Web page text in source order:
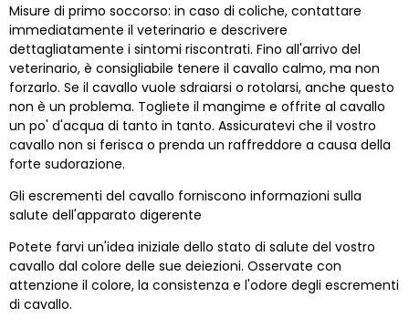
Misure di primo soccorso: in caso di coliche, contattare
immediatamente il veterinario e descrivere
dettagliatamente i sintomi riscontrati. Fino all'arrivo del
veterinario, è consigliabile tenere il cavallo calmo, ma non
forzarlo. Se il cavallo vuole sdraiarsi o rotolarsi, anche questo
non è un problema. Togliete il mangime e offrite al cavallo
un po' d'acqua di tanto in tanto. Assicuratevi che il vostro
cavallo non si ferisca o prenda un raffreddore a causa della
forte sudorazione.
Gli escrementi del cavallo forniscono informazioni sulla
salute dell'apparato digerente
Potete farvi un'idea iniziale dello stato di salute del vostro
cavallo dal colore delle sue deiezioni. Osservate con
attenzione il colore, la consistenza e l'odore degli escrementi
di cavallo.